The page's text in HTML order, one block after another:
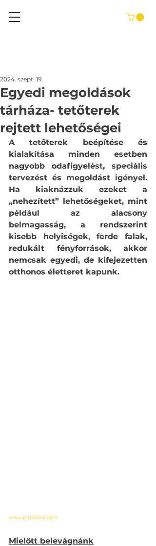
Egyedi megoldások
tárháza- tetőterek
rejtett lehetőségei
2024. szept. 19.
A tetőterek beépítése és
kialakítása minden esetben
nagyobb odafigyelést, speciális
tervezést és megoldást igényel.
Ha kiaknázzuk ezeket a
„nehezített” lehetőségeket, mint
például az alacsony
belmagasság, a rendszerint
kisebb helyiségek, ferde falak,
redukált fényforrások, akkor
nemcsak egyedi, de kifejezetten
otthonos életteret kapunk.
www.pinterest.com
Mielőtt belevágnánk